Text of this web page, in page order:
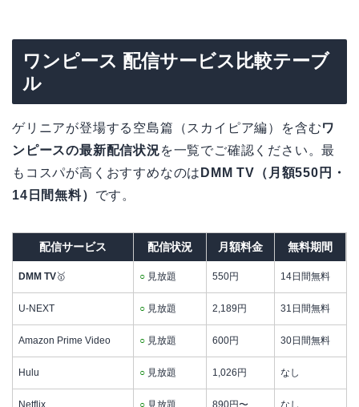
ワンピース 配信サービス比較テーブ
ル
ゲリニアが登場する空島篇（スカイピア編）を含むワ
ンピースの最新配信状況を一覧でご確認ください。最
もコスパが高くおすすめなのは DMM TV（月額550円・
14日間無料） です。
配信サービス 配信状況 月額料金 無料期間
DMM TV🥇 ○ 見放題 550円 14日間無料
U-NEXT ○ 見放題 2,189円 31日間無料
Amazon Prime Video ○ 見放題 600円 30日間無料
Hulu ○ 見放題 1,026円 なし
Netflix ○ 見放題 890円〜 なし